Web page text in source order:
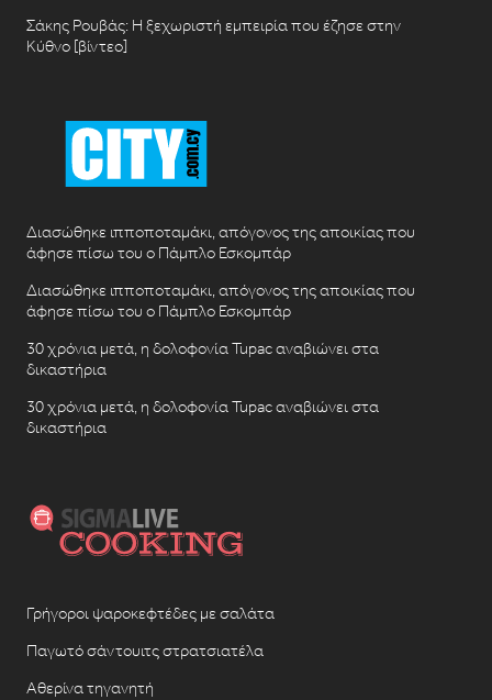
Σάκης Ρουβάς: Η ξεχωριστή εμπειρία που έζησε στην
Κύθνο [βίντεο]
Διασώθηκε ιπποποταμάκι, απόγονος της αποικίας που
άφησε πίσω του ο Πάμπλο Εσκομπάρ
Διασώθηκε ιπποποταμάκι, απόγονος της αποικίας που
άφησε πίσω του ο Πάμπλο Εσκομπάρ
30 χρόνια μετά, η δολοφονία Tupac αναβιώνει στα
δικαστήρια
30 χρόνια μετά, η δολοφονία Tupac αναβιώνει στα
δικαστήρια
Γρήγοροι ψαροκεφτέδες με σαλάτα
Παγωτό σάντουιτς στρατσιατέλα
Αθερίνα τηγανητή